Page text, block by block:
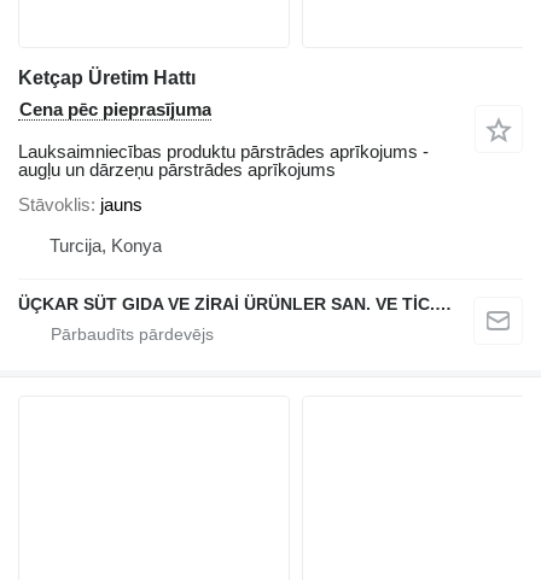
Ketçap Üretim Hattı
Cena pēc pieprasījuma
Lauksaimniecības produktu pārstrādes aprīkojums -
augļu un dārzeņu pārstrādes aprīkojums
Stāvoklis jauns
Turcija, Konya
ÜÇKAR SÜT GIDA VE ZİRAİ ÜRÜNLER SAN. VE TİC. LTD. ŞTİ.